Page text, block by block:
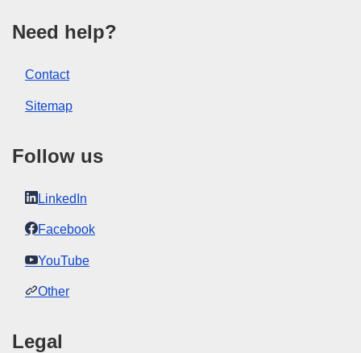
Need help?
Contact
Sitemap
Follow us
LinkedIn
Facebook
YouTube
Other
Legal